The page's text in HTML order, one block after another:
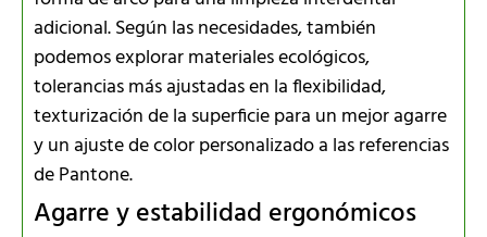
adicional. Según las necesidades, también
podemos explorar materiales ecológicos,
tolerancias más ajustadas en la flexibilidad,
texturización de la superficie para un mejor agarre
y un ajuste de color personalizado a las referencias
de Pantone.
Agarre y estabilidad ergonómicos